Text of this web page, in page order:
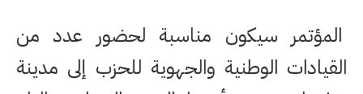
المؤتمر سيكون مناسبة لحضور عدد من
القيادات الوطنية والجهوية للحزب إلى مدينة